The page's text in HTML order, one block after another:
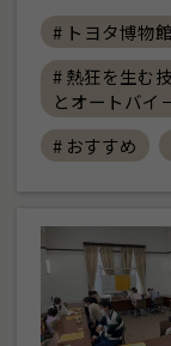
# トヨタ博物館
# 熱狂を生む
とオートバイ
# おすすめ